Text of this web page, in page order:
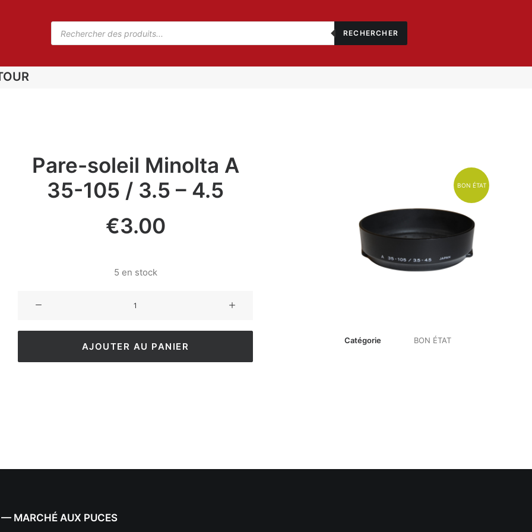
RECHERCHER
Pare-soleil Minolta A
35-105 / 3.5 – 4.5
€3.00
5 en stock
AJOUTER AU PANIER
BON ÉTAT
Catégorie BON ÉTAT
— MARCHÉ AUX PUCES